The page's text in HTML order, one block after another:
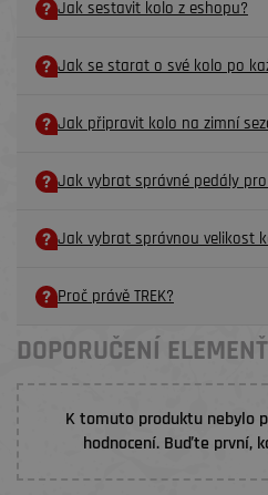
Jak sestavit kolo z eshopu?
Jak se starat o své kolo po
Jak připravit kolo na zimní
Jak vybrat správné pedály
Jak vybrat správnou velikost
Proč právě TREK?
DOPORUČENÍ
K tomuto produktu nebylo
hodnocení. Buďte první,